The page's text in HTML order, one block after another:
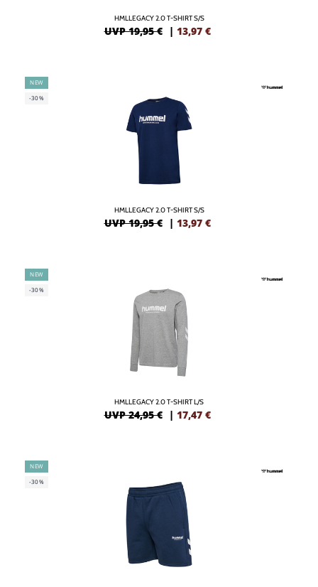
HMLLEGACY 2.0 T-SHIRT S/S
UVP 19,95 € | 13,97 €
NEW
-30%
HMLLEGACY 2.0 T-SHIRT S/S
UVP 19,95 € | 13,97 €
NEW
-30%
HMLLEGACY 2.0 T-SHIRT L/S
UVP 24,95 € | 17,47 €
NEW
-30%